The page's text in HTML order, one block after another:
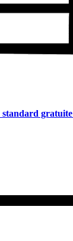
gratuite